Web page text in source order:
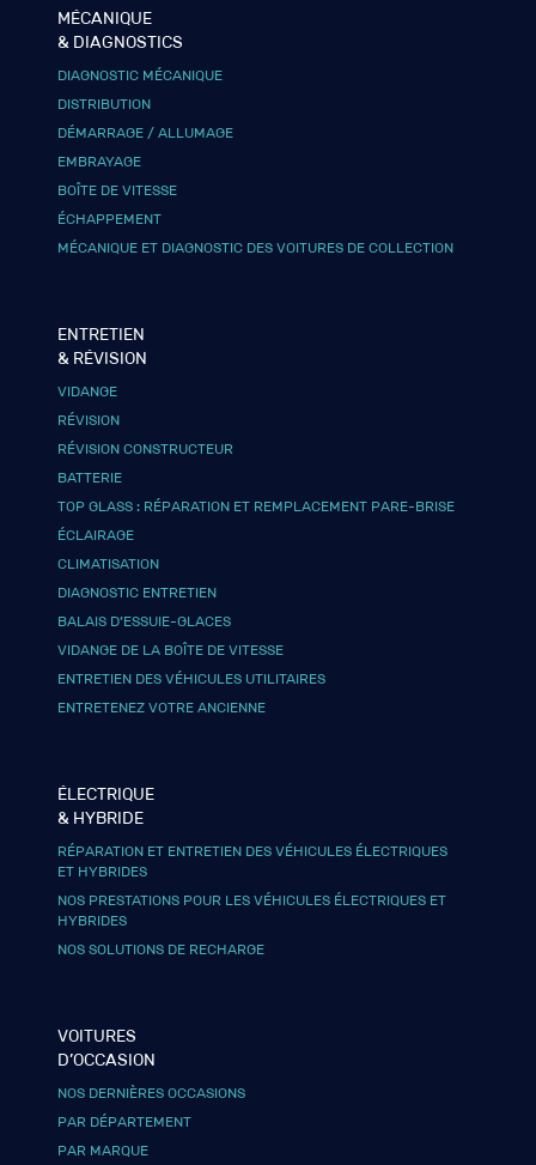
MÉCANIQUE
& DIAGNOSTICS
DIAGNOSTIC MÉCANIQUE
DISTRIBUTION
DÉMARRAGE / ALLUMAGE
EMBRAYAGE
BOÎTE DE VITESSE
ÉCHAPPEMENT
MÉCANIQUE ET DIAGNOSTIC DES VOITURES DE COLLECTION
ENTRETIEN
& RÉVISION
VIDANGE
RÉVISION
RÉVISION CONSTRUCTEUR
BATTERIE
TOP GLASS : RÉPARATION ET REMPLACEMENT PARE-BRISE
ÉCLAIRAGE
CLIMATISATION
DIAGNOSTIC ENTRETIEN
BALAIS D’ESSUIE-GLACES
VIDANGE DE LA BOÎTE DE VITESSE
ENTRETIEN DES VÉHICULES UTILITAIRES
ENTRETENEZ VOTRE ANCIENNE
ÉLECTRIQUE
& HYBRIDE
RÉPARATION ET ENTRETIEN DES VÉHICULES ÉLECTRIQUES
ET HYBRIDES
NOS PRESTATIONS POUR LES VÉHICULES ÉLECTRIQUES ET
HYBRIDES
NOS SOLUTIONS DE RECHARGE
VOITURES
D’OCCASION
NOS DERNIÈRES OCCASIONS
PAR DÉPARTEMENT
PAR MARQUE